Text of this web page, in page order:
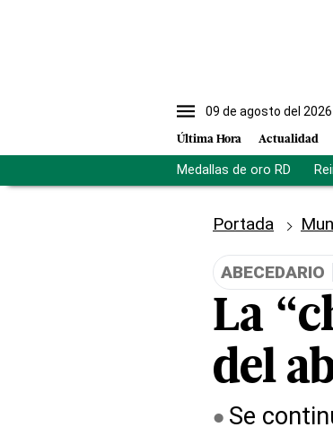
09 de agosto del 2026
Última Hora Actualidad
Medallas de oro RD
Portada
ABECEDARIO
La
del
Se